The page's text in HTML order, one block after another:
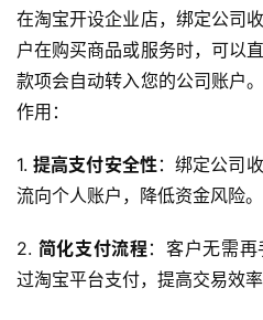
在淘宝开设企业店，绑定公司
户在购买商品或服务时，可以
款项会自动转入您的公司账户
作用：
1. 提高支付安全性：绑定公司
流向个人账户，降低资金风险。
2. 简化支付流程：客户无需
过淘宝平台支付，提高交易效率